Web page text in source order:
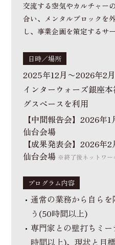
交流する空気やカルチャー
合い、メンタルブロックを
し、事業企画を策定するサ
日時／場所
2025年12月〜2026年2
インターウォーズ銀座
グスペースを利用
【中間報告会】2026年
仙台会場
【成果発表会】2026年
仙台会場 ※終了後ネットワー
プログラム内容
通常の業務から自ら
う(50時間以上)
専門家との壁打ちミ
時間以上)、 現状と目